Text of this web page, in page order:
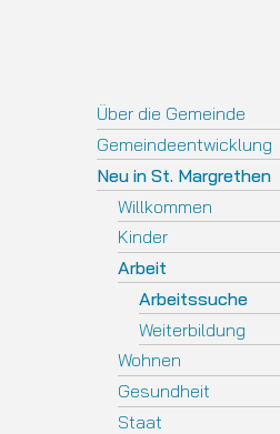
Subnavigation
Über die Gemeinde
Gemeindeentwicklung
Neu in St. Margrethen
Willkommen
Kinder
Arbeit
Arbeitssuche
Weiterbildung
Wohnen
Gesundheit
Staat